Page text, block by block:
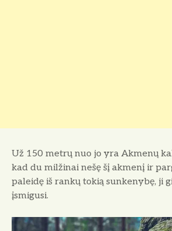
Už 150 metrų nuo jo yra Akmenų
kad du milžinai nešę šį akmenį ir
paleidę iš rankų tokią sunkenybę, ji
įsmigusi.